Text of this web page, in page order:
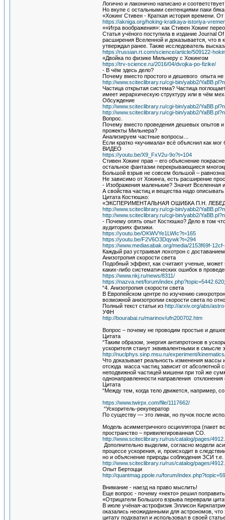
Логично и лаконично написано и
Но вкупе с остальными сентенциями паки
«Хокинг Стивен - Краткая история времени.
https://akniga.org/hoking-kratkaya-istoriya-
««Игра воображения»: как Стивен Хокинг
Статья учёного поступила в издание Journal
расширения Вселенной и доказывается, что
утверждал ранее. Также исследователь
https://russian.rt.com/science/article/509122-
«Двойка по физике Мильнеру с Хокингом
https://trv-science.ru/2016/04/dvojka-po-fizike/
- В чём здесь дело?
Почему вместо простого и дешевого опыта
http://www.sciteclibrary.ru/cgi-bin/yabb2/
Частица открытая система? Частица
имеет иерархическую структуру или в чём
Обсуждение
http://www.sciteclibrary.ru/cgi-bin/yabb2/
http://www.sciteclibrary.ru/cgi-bin/yabb2/
Вопрос.
Почему вместо проведения дешевых опытов
прожекты Мильнера?
Анализируем частные вопросы…
Если кратко «кучимала» всё объяснил как
ВИДЕО
https://youtu.be/X9_FxV2u-9o?t=104
Стивен Хокинг прав – его объяснение
остальное фантазии перекрывающиеся
Большой взрыв не совсем большой –
Не зависимо от Хокинга, есть расширение
- Изображения маленькие? Значит Вселенная
А свойства частиц и вещества надо
Цитата Костюшко:
«ЭКСПЕРИМЕНТАЛЬНАЯ ОШИБКА П.Н.
http://www.sciteclibrary.ru/cgi-bin/yabb2/
http://www.sciteclibrary.ru/cgi-bin/yabb2/
- Почему опять опыт Костюшко? Дело в том
аудиториях физики.
https://youtu.be/OKWVYe1LWIc?t=165
https://youtu.be/F2V6O3Dqywk?t=294
https://www.mediasabak.org/media/2153f69f-
Каждый раз устраивая лохотрон с
Анизотропия скорости света
Подобный эффект, как считают ученые,
каких-либо систематических ошибок в
https://www.nkj.ru/news/8311/
https://nazva.net/forum/
“4. Анизотропия скорости света
В Европейском центре по изучению
возможной анизотропии скорости света по
Полный текст статьи из http://arxiv.org/abs/
УФН
http://bourabai.ru/marinov/ufn200702.htm
Вопрос – почему не проводим простые и
Цитата
“Таким образом, энергия антипротонов в
ускорителя станут эквивалентными в смысле
http://nuclphys.sinp.msu.ru/experiment/
Что доказывает реальность изменения массы
отсюда масса частиц зависит от абсолютной
неподвижной частицей мишени при той же
однонаправленности направления
Цитата
“Между тем, когда тело движется, например,
https://www.twirpx.com/file/1117662/
“Ускоритель-рекуператор
По существу — это линак, но пучок после
Модель асимметричного осциллятора (пакет
пространство – привилегированная СО.
http://www.sciteclibrary.ru/rus/catalog/pages/
Дополнительно выделим, согласно модели
процессе ускорения, и, происходит в
но и объяснение природы соблюдения ЗСИ
http://www.sciteclibrary.ru/rus/catalog/pages/
Опыт Бертоцци
http://quantmag.ppole.ru/forum/
Внимание - наезд на право мыслить!
Еще вопрос - почему «некто» решил
«Отрицатели Большого взрыва переврали
В июле учёная-астрофизик Эллисон
оказались неожиданными для астрономов,
цитату подхватил и использовал в своей